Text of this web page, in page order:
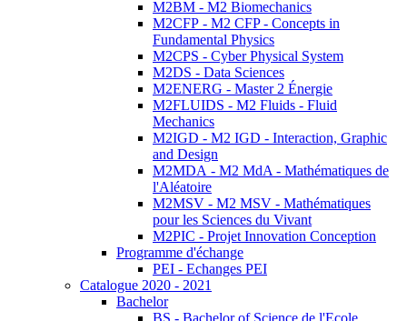
M2BM - M2 Biomechanics
M2CFP - M2 CFP - Concepts in
Fundamental Physics
M2CPS - Cyber Physical System
M2DS - Data Sciences
M2ENERG - Master 2 Énergie
M2FLUIDS - M2 Fluids - Fluid
Mechanics
M2IGD - M2 IGD - Interaction, Graphic
and Design
M2MDA - M2 MdA - Mathématiques de
l'Aléatoire
M2MSV - M2 MSV - Mathématiques
pour les Sciences du Vivant
M2PIC - Projet Innovation Conception
Programme d'échange
PEI - Echanges PEI
Catalogue 2020 - 2021
Bachelor
BS - Bachelor of Science de l'Ecole